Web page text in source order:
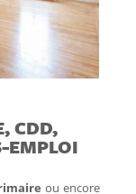
CDD,
EMPLOI
ou encore